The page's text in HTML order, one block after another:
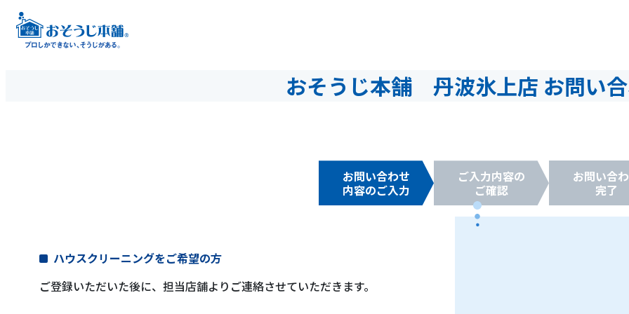
おそうじ本舗 丹波氷上店 お問い
お問い合わせ
内容のご入力
ご入力内容の
ご確認
お問い合
完了
ハウスクリーニングをご希望の方
ご登録いただいた後に、担当店舗よりご連絡させていただきます。